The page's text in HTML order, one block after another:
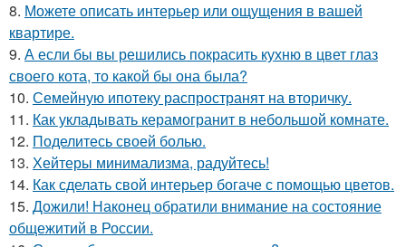
8. Можете описать интерьер или ощущения в вашей
квартире.
9. А если бы вы решились покрасить кухню в цвет глаз
своего кота, то какой бы она была?
10. Семейную ипотеку распространят на вторичку.
11. Как укладывать керамогранит в небольшой комнате.
12. Поделитесь своей болью.
13. Хейтеры минимализма, радуйтесь!
14. Как сделать свой интерьер богаче с помощью цветов.
15. Дожили! Наконец обратили внимание на состояние
общежитий в России.